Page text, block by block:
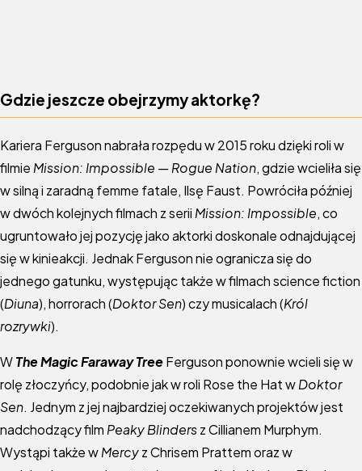
Gdzie jeszcze obejrzymy aktorkę?
Kariera Ferguson nabrała rozpędu w 2015 roku dzięki roli w
filmie Mission: Impossible — Rogue Nation, gdzie wcieliła się
w silną i zaradną femme fatale, Ilsę Faust. Powróciła później
w dwóch kolejnych filmach z serii Mission: Impossible, co
ugruntowało jej pozycję jako aktorki doskonale odnajdującej
się w kinieakcji. Jednak Ferguson nie ogranicza się do
jednego gatunku, występując także w filmach science fiction
(Diuna), horrorach (Doktor Sen) czy musicalach (Król
rozrywki).
WThe Magic Faraway TreeFerguson ponownie wcieli się w
rolę złoczyńcy, podobnie jak w roli Rose the Hat wDoktor
Sen. Jednym z jej najbardziej oczekiwanych projektów jest
nadchodzący film Peaky Blindersz Cillianem Murphym.
Wystąpi także wMercyz Chrisem Prattem oraz w